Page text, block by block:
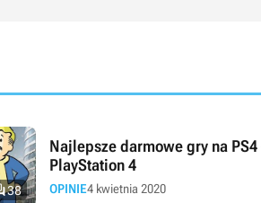
38
Najlepsze darmowe gry na
PlayStation 4
OPINIE4 kwietnia 2020